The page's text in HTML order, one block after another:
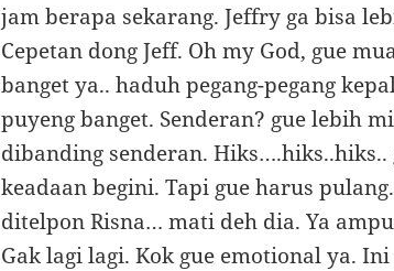
jam berapa sekarang. Jeffry ga bisa
Cepetan dong Jeff. Oh my God, gue
banget ya.. haduh pegang-pegang
puyeng banget. Senderan? gue lebih
dibanding senderan.
keadaan begini. Tapi gue harus
ditelpon Risna… mati deh dia. Ya
Gak lagi lagi. Kok gue emotional ya.